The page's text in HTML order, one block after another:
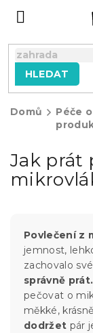
HLEDAT
Domů
Péče o
Jak prát
Povlečení z
jemnost,
zachovalo
správně prát.
pečovat o
měkké,
dodržet pár